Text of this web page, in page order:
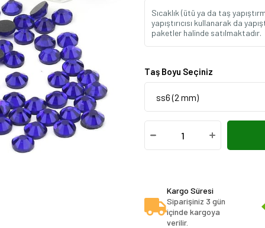
Sıcaklık (ütü ya da taş
yapıştırıcısı kullanarak da
paketler halinde
Taş Boyu Seçiniz
Kargo Süresi
Siparişiniz 3 gün
içinde kargoya
verilir.